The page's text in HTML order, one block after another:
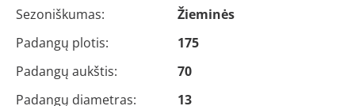
Sezoniškumas:
Žieminės
Padangų plotis:
175
Padangų aukštis:
70
Padangų diametras:
13